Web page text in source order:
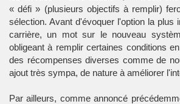
« défi » (plusieurs objectifs à remplir)
sélection. Avant d'évoquer l'option la plus
carrière, un mot sur le nouveau
obligeant à remplir certaines conditions
des récompenses diverses comme de
ajout très sympa, de nature à améliorer
Par ailleurs, comme annoncé